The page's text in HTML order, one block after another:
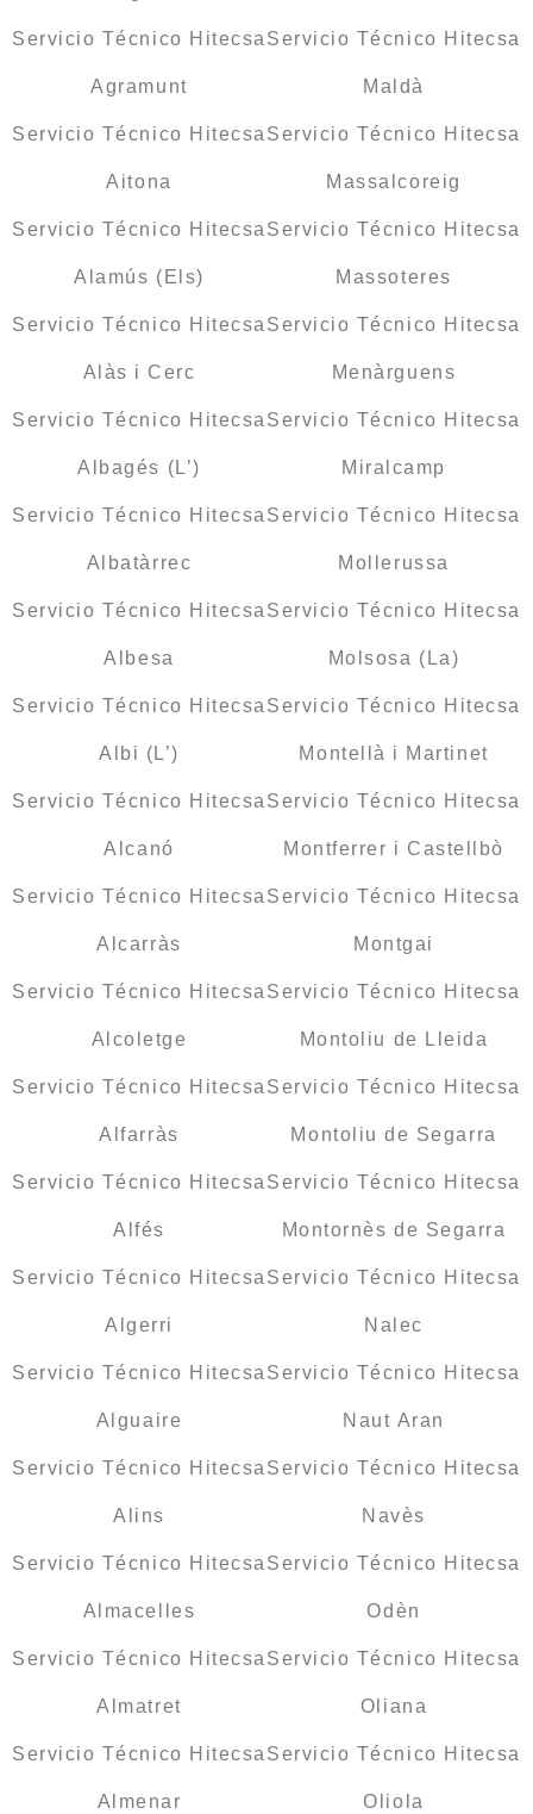
Servicio Técnico Hitecsa
Agramunt
Servicio Técnico Hitecsa
Aitona
Servicio Técnico Hitecsa
Alamús (Els)
Servicio Técnico Hitecsa
Alàs i Cerc
Servicio Técnico Hitecsa
Albagés (L’)
Servicio Técnico Hitecsa
Albatàrrec
Servicio Técnico Hitecsa
Albesa
Servicio Técnico Hitecsa
Albi (L’)
Servicio Técnico Hitecsa
Alcanó
Servicio Técnico Hitecsa
Alcarràs
Servicio Técnico Hitecsa
Alcoletge
Servicio Técnico Hitecsa
Alfarràs
Servicio Técnico Hitecsa
Alfés
Servicio Técnico Hitecsa
Algerri
Servicio Técnico Hitecsa
Alguaire
Servicio Técnico Hitecsa
Alins
Servicio Técnico Hitecsa
Almacelles
Servicio Técnico Hitecsa
Almatret
Servicio Técnico Hitecsa
Almenar
Servicio Técnico Hitecsa
Maldà
Servicio Técnico Hitecsa
Massalcoreig
Servicio Técnico Hitecsa
Massoteres
Servicio Técnico Hitecsa
Menàrguens
Servicio Técnico Hitecsa
Miralcamp
Servicio Técnico Hitecsa
Mollerussa
Servicio Técnico Hitecsa
Molsosa (La)
Servicio Técnico Hitecsa
Montellà i Martinet
Servicio Técnico Hitecsa
Montferrer i Castellbò
Servicio Técnico Hitecsa
Montgai
Servicio Técnico Hitecsa
Montoliu de Lleida
Servicio Técnico Hitecsa
Montoliu de Segarra
Servicio Técnico Hitecsa
Montornès de Segarra
Servicio Técnico Hitecsa
Nalec
Servicio Técnico Hitecsa
Naut Aran
Servicio Técnico Hitecsa
Navès
Servicio Técnico Hitecsa
Odèn
Servicio Técnico Hitecsa
Oliana
Servicio Técnico Hitecsa
Oliola